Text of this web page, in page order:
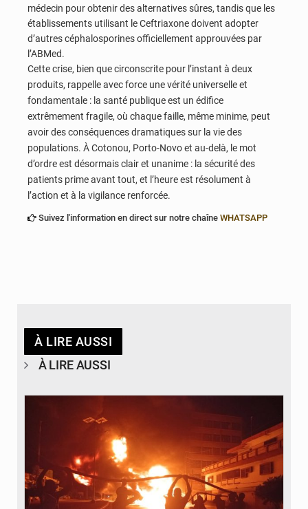
médecin pour obtenir des alternatives sûres, tandis que les
établissements utilisant le Ceftriaxone doivent adopter
d’autres céphalosporines officiellement approuvées par
l’ABMed.
Cette crise, bien que circonscrite pour l’instant à deux
produits, rappelle avec force une vérité universelle et
fondamentale : la santé publique est un édifice
extrêmement fragile, où chaque faille, même minime, peut
avoir des conséquences dramatiques sur la vie des
populations. À Cotonou, Porto-Novo et au-delà, le mot
d’ordre est désormais clair et unanime : la sécurité des
patients prime avant tout, et l’heure est résolument à
l’action et à la vigilance renforcée.
Suivez l'information en direct sur notre chaîne WHATSAPP
À LIRE AUSSI
À LIRE AUSSI